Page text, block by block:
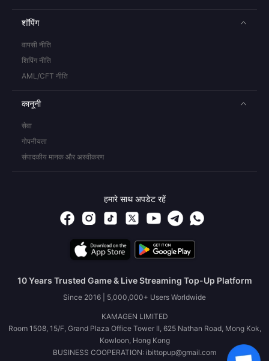
शॉपिंग
वापसी नीति
शिपिंग नीति
AML/CFT नीति
कानूनी
सेवा
गोपनीयता
संपादकीय मानक और अस्वीकरण
हमारे साथ अपडेट रहें
10 Years Trusted Game & Live Streaming Top-Up Platform
Since 2016 | 5,000,000+ Users Worldwide
KAMAGEN LIMITED
Room 1508, 15/F, Grand Plaza Office Tower II, 625 Nathan Road, Mong Kok,
Kowloon, Hong Kong
BUSINESS COOPERATION: ibittopup@gmail.com